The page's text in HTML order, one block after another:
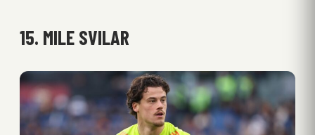
15. MILE SVILAR